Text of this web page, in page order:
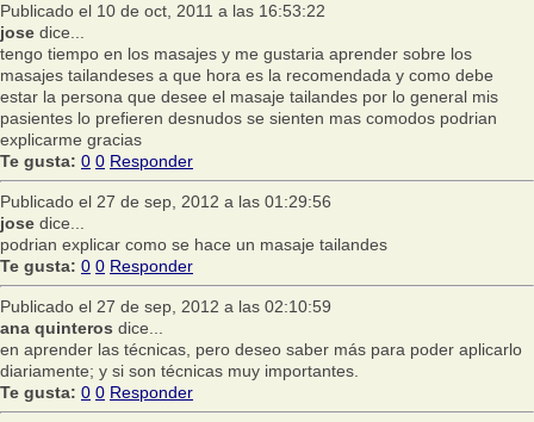
Publicado el 10 de oct, 2011 a las 16:53:22
jose dice...
tengo tiempo en los masajes y me gustaria aprender sobre los
masajes tailandeses a que hora es la recomendada y como debe
estar la persona que desee el masaje tailandes por lo general mis
pasientes lo prefieren desnudos se sienten mas comodos podrian
explicarme gracias
Te gusta: 0 0 Responder
Publicado el 27 de sep, 2012 a las 01:29:56
jose dice...
podrian explicar como se hace un masaje tailandes
Te gusta: 0 0 Responder
Publicado el 27 de sep, 2012 a las 02:10:59
ana quinteros dice...
en aprender las técnicas, pero deseo saber más para poder aplicarlo
diariamente; y si son técnicas muy importantes.
Te gusta: 0 0 Responder